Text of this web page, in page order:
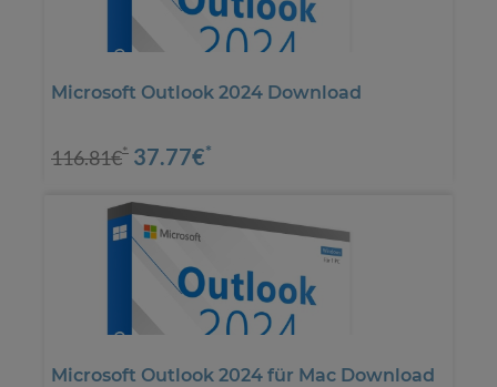
Microsoft Outlook 2024 Download
116.81€* 37.77€*
Microsoft Outlook 2024 für Mac Download